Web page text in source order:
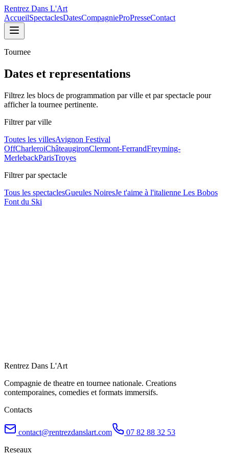
Rentrez Dans L'Art
AccueilSpectaclesDatesCompagnieProPresseContact
Tournee
Dates et representations
Filtrez les blocs de programmation par ville et par spectacle pour
afficher la tournee pertinente.
Filtrer par ville
Toutes les villesAvignon Festival
OffCharleroiChâteaugironClermont-FerrandFreyming-
MerlebackParisTroyes
Filtrer par spectacle
Tous les spectaclesGueules NoiresJe t'aime à l'italienne Les Bobos
Font du Ski
Rentrez Dans L'Art
Compagnie de theatre en tournee nationale. Creations
contemporaines, comedies et formats immersifs.
Contacts
contact@rentrezdanslart.com
07 82 88 32 53
Reseaux